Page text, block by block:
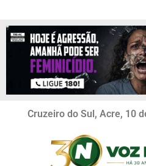
Cruzeiro do Sul, Acre, 10